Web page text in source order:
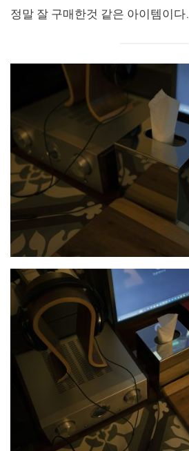
정말 잘 구매한것 같은 아이템이다.